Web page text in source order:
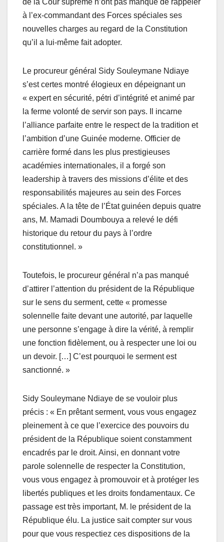
à l’ex-commandant des Forces spéciales ses
nouvelles charges au regard de la Constitution
qu’il a lui-même fait adopter.
Le procureur général Sidy Souleymane Ndiaye
s’est certes montré élogieux en dépeignant un
« expert en sécurité, pétri d’intégrité et animé par
la ferme volonté de servir son pays. Il incarne
l’alliance parfaite entre le respect de la tradition et
l’ambition d’une Guinée moderne. Officier de
carrière formé dans les plus prestigieuses
académies internationales, il a forgé son
leadership à travers des missions d’élite et des
responsabilités majeures au sein des Forces
spéciales. A la tête de l’État guinéen depuis quatre
ans, M. Mamadi Doumbouya a relevé le défi
historique du retour du pays à l’ordre
constitutionnel. »
Toutefois, le procureur général n’a pas manqué
d’attirer l’attention du président de la République
sur le sens du serment, cette « promesse
solennelle faite devant une autorité, par laquelle
une personne s’engage à dire la vérité, à remplir
une fonction fidèlement, ou à respecter une loi ou
un devoir. […] C’est pourquoi le serment est
sanctionné. »
Sidy Souleymane Ndiaye de se vouloir plus
précis : « En prêtant serment, vous vous engagez
pleinement à ce que l’exercice des pouvoirs du
président de la République soient constamment
encadrés par le droit. Ainsi, en donnant votre
parole solennelle de respecter la Constitution,
vous vous engagez à promouvoir et à protéger les
libertés publiques et les droits fondamentaux. Ce
passage est très important, M. le président de la
République élu. La justice sait compter sur vous
pour que vous respectiez ces dispositions de la